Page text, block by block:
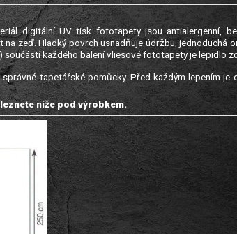
digitální UV tisk fototapety jsou antialergenní,
zeď. Hladký povrch usnadňuje údržbu,
každého balení vliesové fototapety je lepidlo
tapetářské pomůcky. Před každým lepením
níže pod výrobkem.